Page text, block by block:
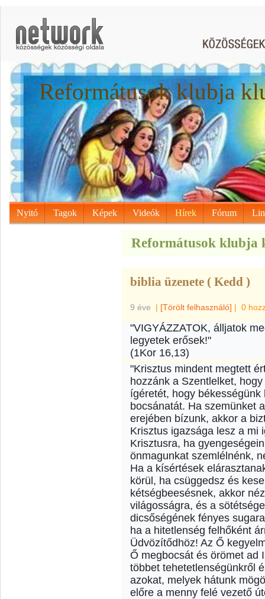
Reformátusok klubja
Nyitó Tagok Képek Videók Hírek Fórum
Reformátusok klubja
biblia üzenete ( Kedd )
9 éve | [Törölt felhasználó] | 0
"VIGYÁZZATOK, álljatok
legyetek erősek!"
(1Kor 16,13)
"Krisztus mindent megtett
hozzánk a Szentlelket,
ígéretét, hogy
bocsánatát. Ha szemünket
erejében bízunk, akkor a
Krisztus igazsága lesz a mi
Krisztusra, ha
önmagunkat szemlélnénk,
Ha a kísértések
körül, ha csüggedsz és
kétségbeesésnek, akkor
világosságra, és a
dicsőségének fényes
ha a hitetlenség felhőként
Üdvözítődhöz! Az Ő
Ő megbocsát és örömet ad
többet tehetetlenségünkről
azokat, melyek hátunk
előre a menny felé vezető